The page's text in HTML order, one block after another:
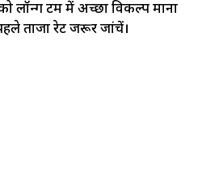
लॉन्ग टर्म में अच्छा विकल्प माना
ताजा रेट जरूर जांचें।